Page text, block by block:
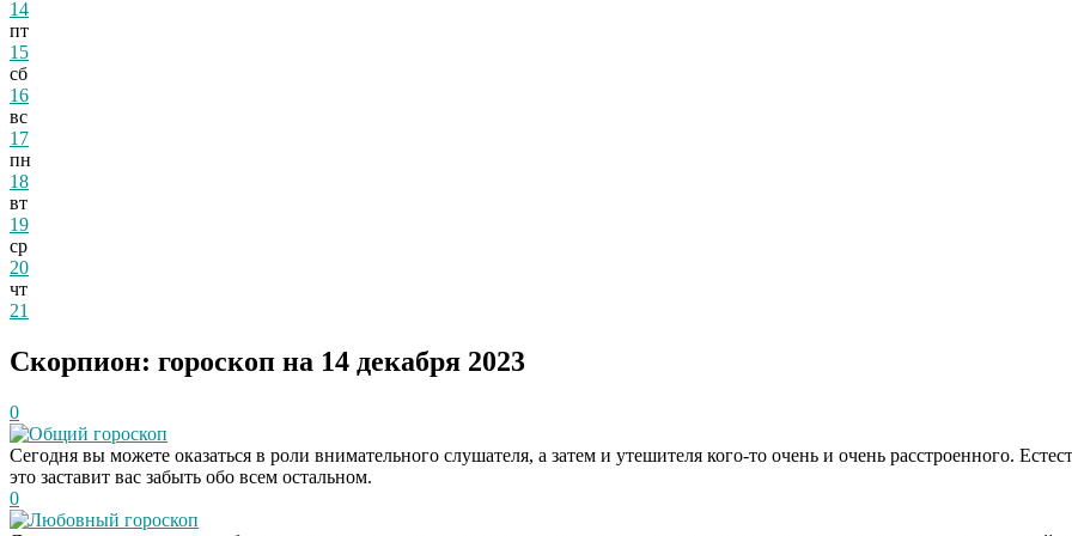
14
пт
15
сб
16
вс
17
пн
18
вт
19
ср
20
чт
21
Скорпион: гороскоп на 14 декабря 2023
0
Общий гороскоп
Сегодня вы можете оказаться в роли внимательного слушателя, а затем и утешителя кого-то очень и очень расстроенного.
это заставит вас забыть обо всем остальном.
0
Любовный гороскоп